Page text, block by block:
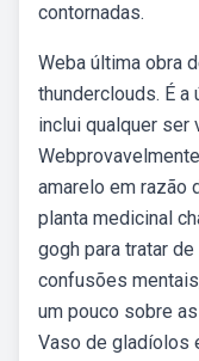
contornadas.
Weba última obra
thunderclouds. É a
inclui qualquer ser
amarelo em razão
planta medicinal
gogh para tratar
confusões
um pouco sobre
Vaso de gladíolos